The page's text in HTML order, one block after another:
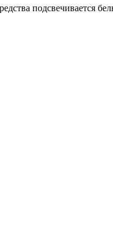
подсвечивается